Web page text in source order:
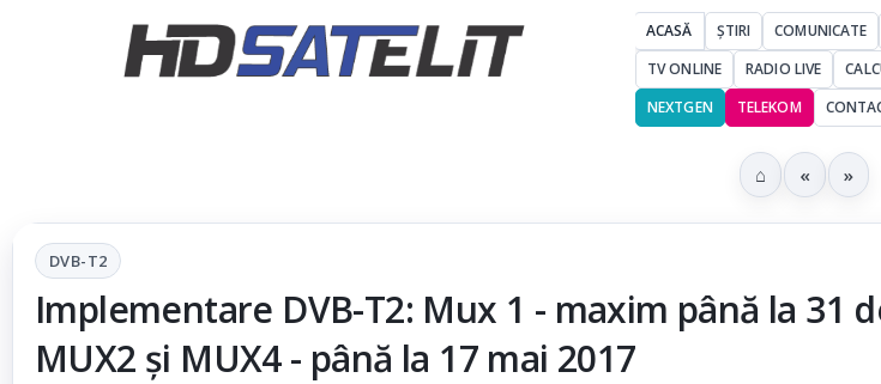
ACASĂ ȘTIRI COMUNICATE
TV ONLINE
RADIO LIVE
NEXTGEN
TELEKOM
⌂ « »
DVB-T2
Implementare DVB-T2: Mux 1 - maxim până la 31
MUX2 şi MUX4 - până la 17 mai 2017